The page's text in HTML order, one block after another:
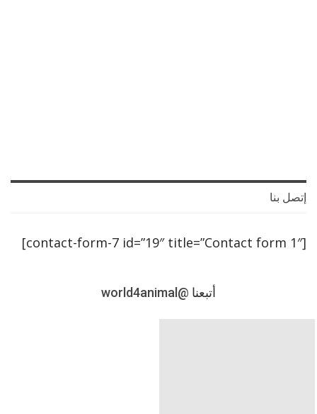
إتصل بنا
[contact-form-7 id=”19″ title=”Contact form 1″]
أتبعنا @world4animal